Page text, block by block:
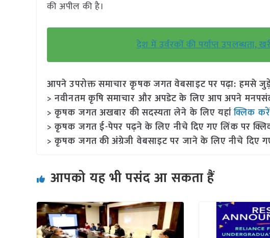
की अपील की है।
देश में उर्वरकों की पर्याप्त उपलब्धता,
आपने उपरोक्त समाचार कृषक जगत वेबसाइट पर पढ़ा: हमसे
> नवीनतम कृषि समाचार और अपडेट के लिए आप अपने
> कृषक जगत अखबार की सदस्यता लेने के लिए यहांक्लिक करें
> कृषक जगत ई-पेपर पढ़ने के लिए नीचे दिए गए लिंक पर
> कृषक जगत की अंग्रेजी वेबसाइट पर जाने के लिए नीचे दिए
आपको यह भी पसंद आ सकता हैं